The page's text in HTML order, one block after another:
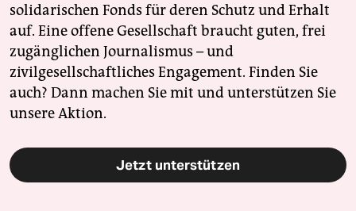
solidarischen Fonds für deren Schutz und Erhalt
auf. Eine offene Gesellschaft braucht guten, frei
zugänglichen Journalismus – und
zivilgesellschaftliches Engagement. Finden Sie
auch? Dann machen Sie mit und unterstützen Sie
unsere Aktion.
Jetzt unterstützen